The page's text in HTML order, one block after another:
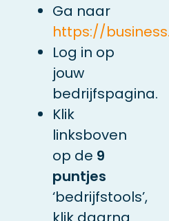
Ga naar
https://
Log in op
jouw
bedrijfspagina.
Klik
linksboven
op de 9
puntjes
‘bedrijfstools’,